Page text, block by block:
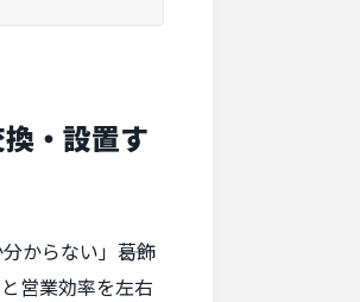
・設置す
らない」――葛飾
営業効率を左右